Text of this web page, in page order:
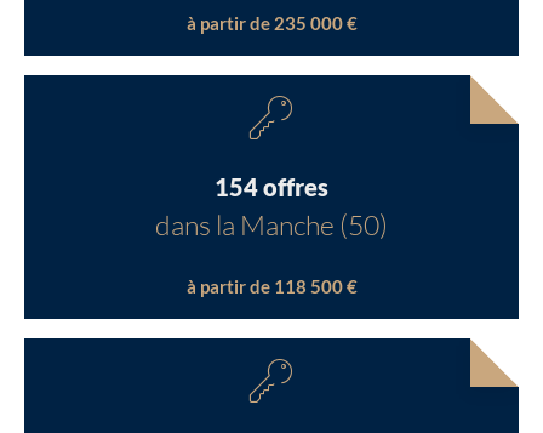
à partir de 235 000 €
154 offres
dans la Manche (50)
à partir de 118 500 €